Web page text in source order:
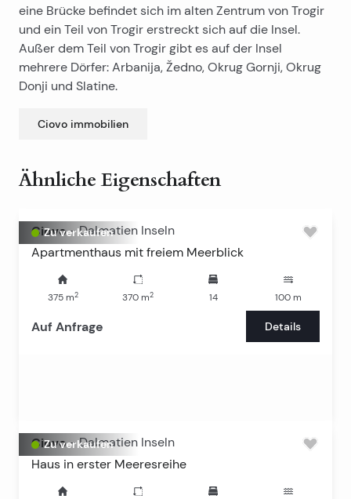
eine Brücke befindet sich im alten Zentrum von Trogir
und ein Teil von Trogir erstreckt sich auf die Insel.
Außer dem Teil von Trogir gibt es auf der Insel
mehrere Dörfer: Arbanija, Žedno, Okrug Gornji, Okrug
Donji und Slatine.
Ciovo immobilien
Ähnliche Eigenschaften
Zu verkaufen
Ciovo - Dalmatien Inseln
Apartmenthaus mit freiem Meerblick
375m2 370 m2 14 100 m
Auf Anfrage Details
Zu verkaufen
Ciovo - Dalmatien Inseln
Haus in erster Meeresreihe